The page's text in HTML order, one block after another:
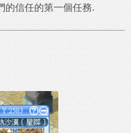
的信任的第一個任務.